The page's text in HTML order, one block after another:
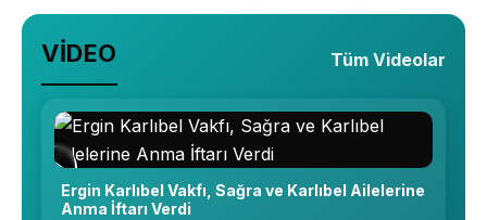
VİDEO Tüm Videolar
Ergin Karlıbel Vakfı, Sağra ve Karlıbel Ailelerine
Anma İftarı Verdi